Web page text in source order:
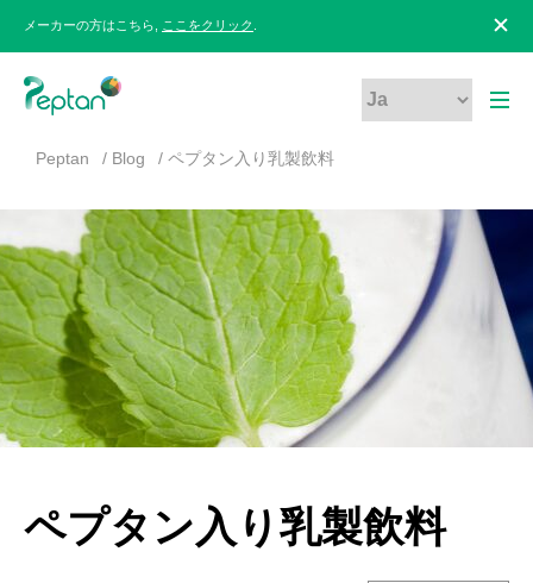
メーカーの方はこちら, ここをクリック
Peptan Blog ペプタン入り乳製飲料
ペプタン入り乳製飲料